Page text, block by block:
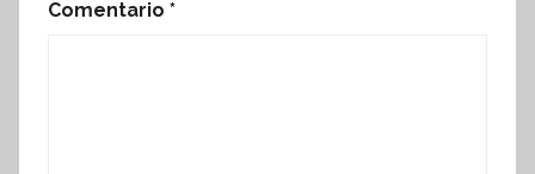
Comentario *